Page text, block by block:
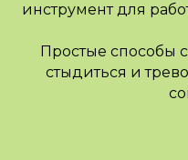
инструмент для
Простые способы
стыдиться и